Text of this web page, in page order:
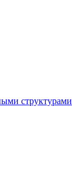
структурами